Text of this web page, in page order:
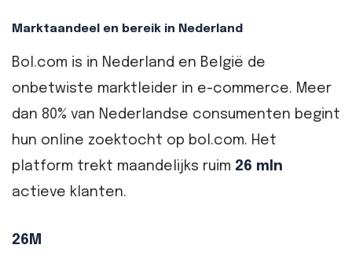
Marktaandeel en bereik in Nederland
Bol.com is in Nederland en België de
onbetwiste marktleider in e-commerce. Meer
dan 80% van Nederlandse consumenten begint
hun online zoektocht op bol.com. Het
platform trekt maandelijks ruim 26 mln
actieve klanten.
26M